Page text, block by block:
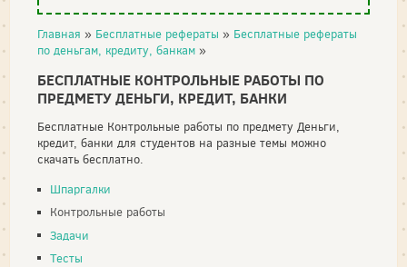
Главная » Бесплатные рефераты » Бесплатные рефераты
по деньгам, кредиту, банкам »
БЕСПЛАТНЫЕ КОНТРОЛЬНЫЕ РАБОТЫ ПО
ПРЕДМЕТУ ДЕНЬГИ, КРЕДИТ, БАНКИ
Бесплатные Контрольные работы по предмету Деньги,
кредит, банки для студентов на разные темы можно
скачать бесплатно.
Шпаргалки
Контрольные работы
Задачи
Тесты